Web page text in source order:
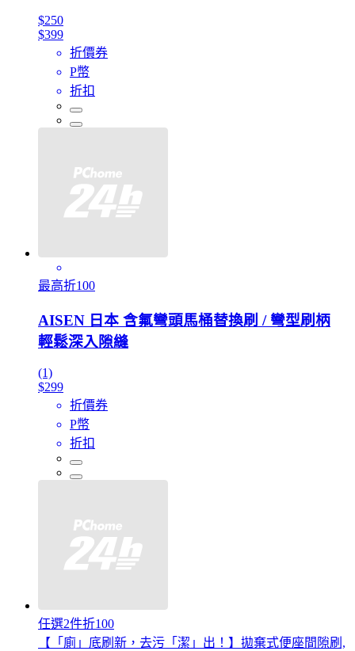
$250
$399
折價券
P幣
折扣
最高折100
AISEN 日本 含氟彎頭馬桶替換刷 / 彎型刷柄
輕鬆深入隙縫
(1)
$299
折價券
P幣
折扣
任選2件折100
【「廁」底刷新，去污「潔」出！】拋棄式便座間隙刷,